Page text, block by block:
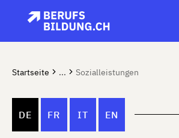
Startseite ... Sozialleistungen
DE FR IT EN